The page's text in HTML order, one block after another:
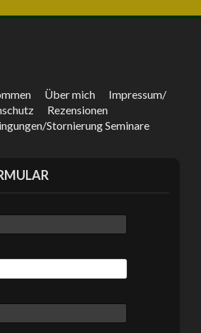
Über mich
Impressum/
Rezensionen
Stornierung Seminare
leer.